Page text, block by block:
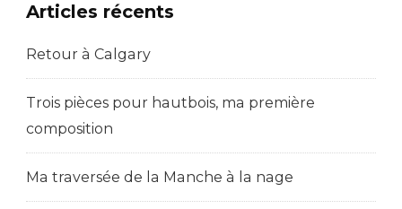
Articles récents
Retour à Calgary
Trois pièces pour hautbois, ma première
composition
Ma traversée de la Manche à la nage